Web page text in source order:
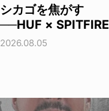
シカゴを焦がす
──HUF × SPITFIRE
2026.08.05